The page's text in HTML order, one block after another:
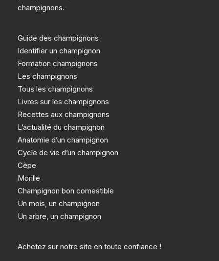
champignons.
Guide des champignons
Identifier un champignon
Formation champignons
Les champignons
Tous les champignons
Livres sur les champignons
Recettes aux champignons
L’actualité du champignon
Anatomie d’un champignon
Cycle de vie d’un champignon
Cèpe
Morille
Champignon bon comestible
Un mois, un champignon
Un arbre, un champignon
Achetez sur notre site en toute confiance !